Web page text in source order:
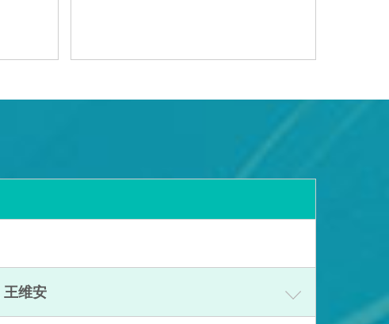
王维安